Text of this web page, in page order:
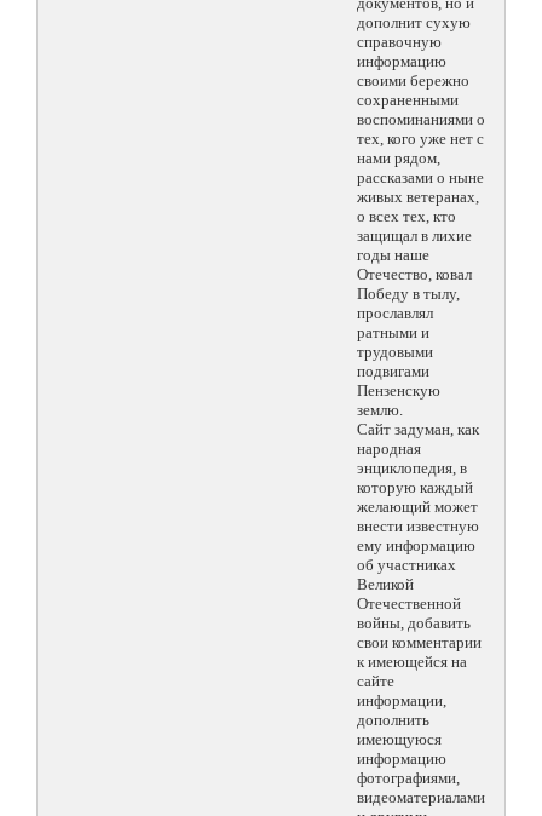
дополнит сухую
справочную
информацию
своими бережно
сохраненными
воспоминаниями о
тех, кого уже нет с
нами рядом,
рассказами о ныне
живых ветеранах,
о всех тех, кто
защищал в лихие
годы наше
Отечество, ковал
Победу в тылу,
прославлял
ратными и
трудовыми
подвигами
Пензенскую
землю.
Сайт задуман, как
народная
энциклопедия, в
которую каждый
желающий может
внести известную
ему информацию
об участниках
Великой
Отечественной
войны, добавить
свои комментарии
к имеющейся на
сайте
информации,
дополнить
имеющуюся
информацию
фотографиями,
видеоматериалами